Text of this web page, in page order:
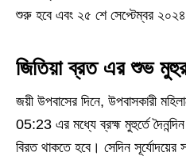
শুরু হবে এবং ২৫ শে সেপ্টেম্বর
জিতিয়া ব্রত এর শুভ
জয়ী উপবাসের দিনে, উপবাসকারী
05:23 এর মধ্যে ব্রহ্ম মুহুর্তে
বিরত থাকতে হবে। সেদিন সূর্যোদয়ের